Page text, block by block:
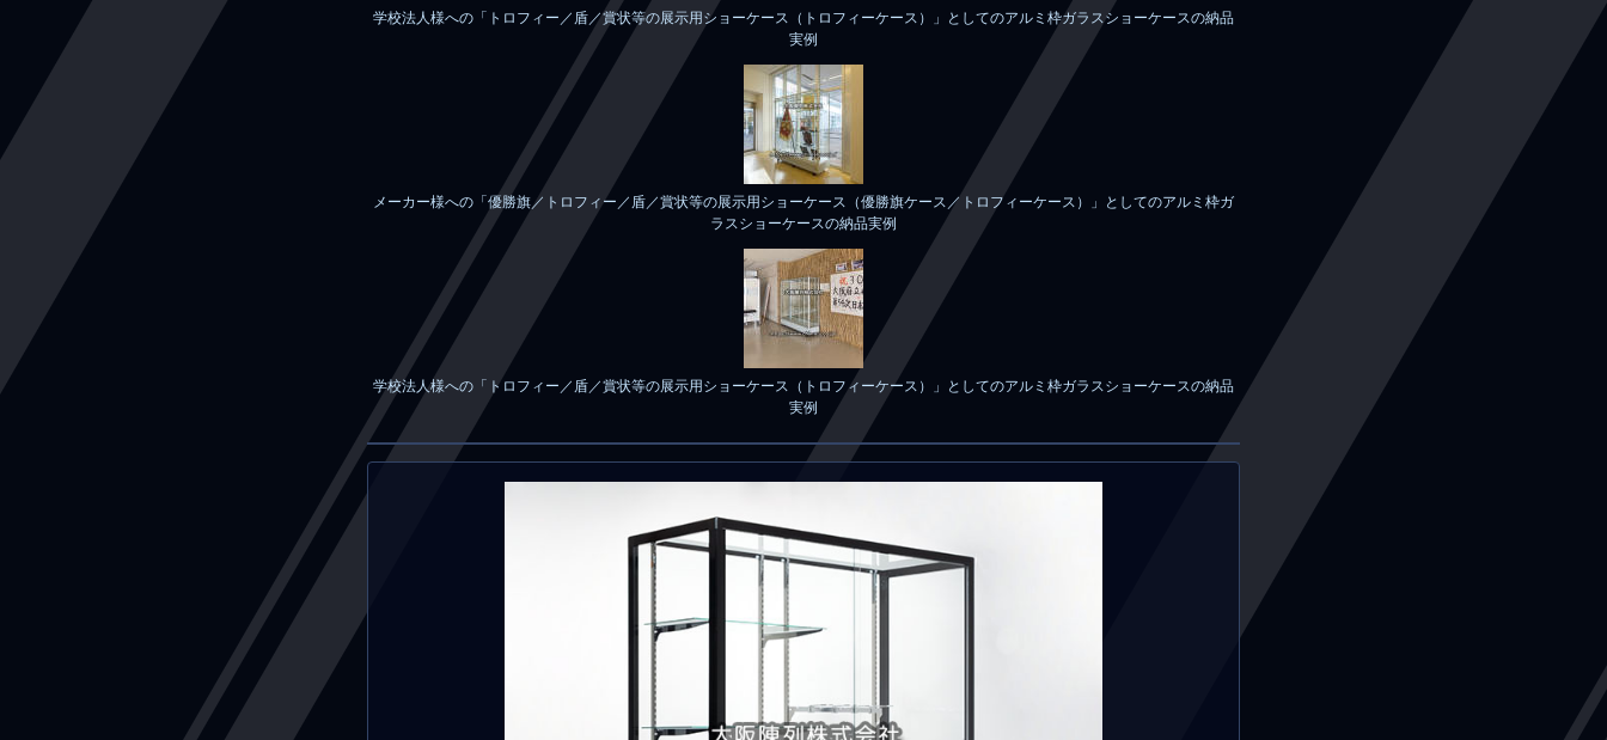
学校法人様への「トロフィー／盾／賞状等の展示用ショーケース（トロフィーケース）」としてのアルミ枠ガラスショーケースの納品
実例
メーカー様への「優勝旗／トロフィー／盾／賞状等の展示用ショーケース（優勝旗ケース／トロフィーケース）」としてのアルミ枠ガ
ラスショーケースの納品実例
学校法人様への「トロフィー／盾／賞状等の展示用ショーケース（トロフィーケース）」としてのアルミ枠ガラスショーケースの納品
実例